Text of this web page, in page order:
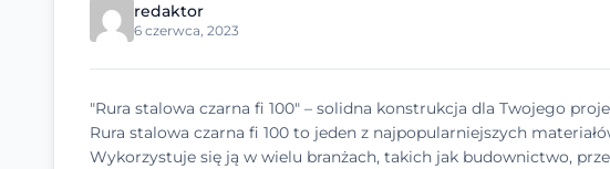
redaktor
6 czerwca, 2023
"Rura stalowa czarna fi 100" – solidna konstrukcja dla Twojego
Rura stalowa czarna fi 100 to jeden z najpopularniejszych
Wykorzystuje się ją w wielu branżach, takich jak budownictwo,